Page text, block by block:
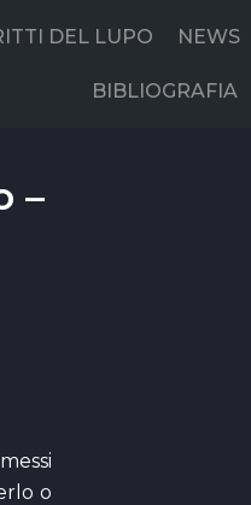
DEL LUPO NEWS
BIBLIOGRAFIA
–
o